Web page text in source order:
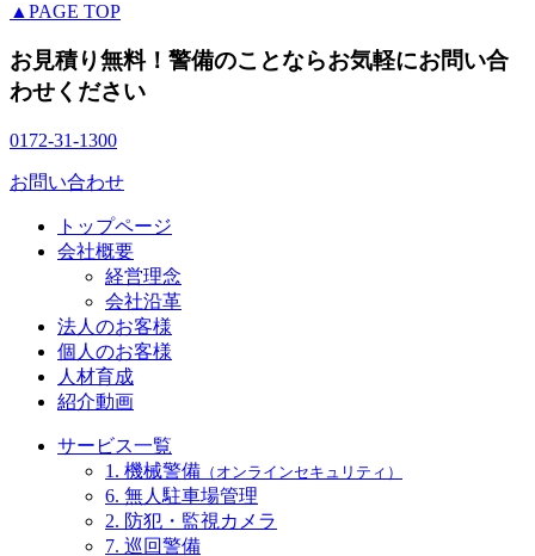
▲PAGE TOP
お見積り無料！警備のことならお気軽にお問い合
わせください
0172-31-1300
お問い合わせ
トップページ
会社概要
経営理念
会社沿革
法人のお客様
個人のお客様
人材育成
紹介動画
サービス一覧
1. 機械警備 （オンラインセキュリティ）
6. 無人駐車場管理
2. 防犯・監視カメラ
7. 巡回警備